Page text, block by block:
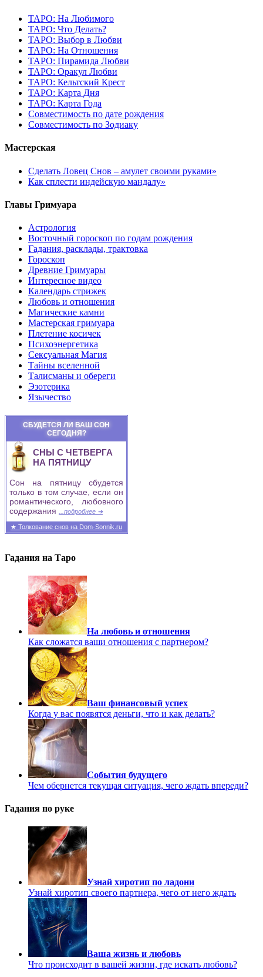
ТАРО: На Любимого
ТАРО: Что Делать?
ТАРО: Выбор в Любви
ТАРО: На Отношения
ТАРО: Пирамида Любви
ТАРО: Оракул Любви
ТАРО: Кельтский Крест
ТАРО: Карта Дня
ТАРО: Карта Года
Cовместимость по дате рождения
Cовместимость по Зодиаку
Мастерская
Сделать Ловец Снов – амулет своими руками»
Как сплести индейскую мандалу»
Главы Гримуара
Астрология
Восточный гороскоп по годам рождения
Гадания, расклады, трактовка
Гороскоп
Древние Гримуары
Интересное видео
Календарь стрижек
Любовь и отношения
Магические камни
Мастерская гримуара
Плетение косичек
Психоэнергетика
Сексуальная Магия
Тайны вселенной
Талисманы и обереги
Эзотерика
Язычество
СБУДЕТСЯ ЛИ ВАШ СОН
СЕГОДНЯ?
СНЫ С ЧЕТВЕРГА
НА ПЯТНИЦУ
Сон на пятницу сбудется
только в том случае, если он
романтического, любовного
содержания
...подробнее ➜
★ Толкование снов на Dom-Sonnik.ru
Гадания на Таро
На любовь и отношения
Как сложатся ваши отношения с партнером?
Ваш финансовый успех
Когда у вас появятся деньги, что и как делать?
События будущего
Чем обернется текущая ситуация, чего ждать впереди?
Гадания по руке
Узнай хиротип по ладони
Узнай хиротип своего партнера, чего от него ждать
Ваша жизнь и любовь
Что происходит в вашей жизни, где искать любовь?